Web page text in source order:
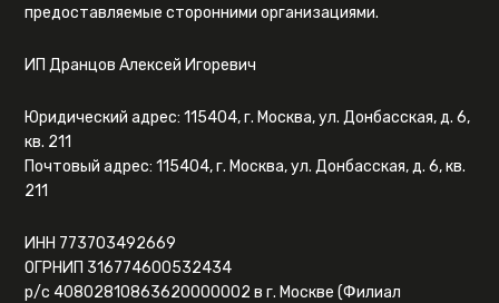
предоставляемые сторонними организациями.
ИП Дранцов Алексей Игоревич
Юридический адрес: 115404, г. Москва, ул. Донбасская, д. 6,
кв. 211
Почтовый адрес: 115404, г. Москва, ул. Донбасская, д. 6, кв.
211
ИНН 773703492669
ОГРНИП 316774600532434
р/с 40802810863620000002 в г. Москве (Филиал